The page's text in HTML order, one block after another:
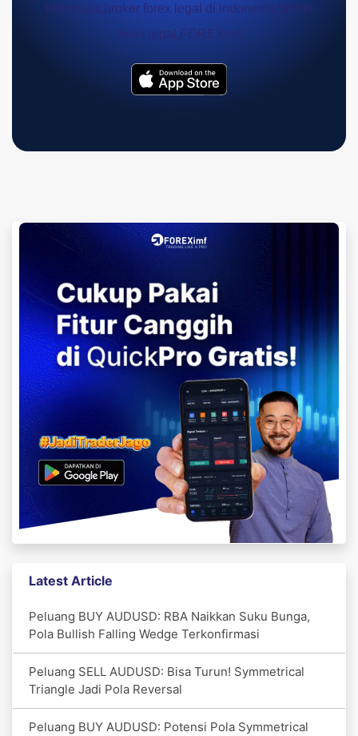
Latest Article
Peluang BUY AUDUSD: RBA Naikkan Suku Bunga,
Pola Bullish Falling Wedge Terkonfirmasi
Peluang SELL AUDUSD: Bisa Turun! Symmetrical
Triangle Jadi Pola Reversal
Peluang BUY AUDUSD: Potensi Pola Symmetrical